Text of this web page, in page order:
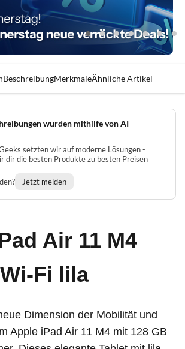
BeschreibungMerkmaleÄhnliche Artikel
wurden mithilfe von AI
setzten wir auf moderne Lösungen -
dir die besten Produkte zu besten Preisen
Jetzt melden
Air 11 M4
Fi lila
Dimension der Mobilität und
Apple iPad Air 11 M4 mit 128 GB